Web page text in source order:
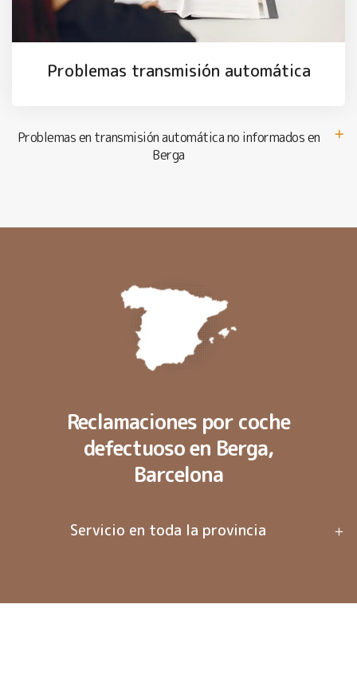
Problemas transmisión automática
Problemas en transmisión automática no informados en
Berga
Reclamaciones por coche
defectuoso en Berga,
Barcelona
Servicio en toda la provincia